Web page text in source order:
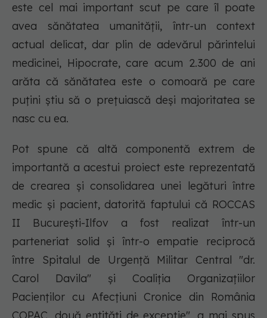
este cel mai important scut pe care îl poate
avea sănătatea umanității, într-un context
actual delicat, dar plin de adevărul părintelui
medicinei, Hipocrate, care acum 2.300 de ani
arăta că sănătatea este o comoară pe care
puțini știu să o prețuiască deși majoritatea se
nasc cu ea.
Pot spune că altă componentă extrem de
importantă a acestui proiect este reprezentată
de crearea și consolidarea unei legături între
medic și pacient, datorită faptului că ROCCAS
II București-Ilfov a fost realizat într-un
parteneriat solid și într-o empatie reciprocă
între Spitalul de Urgență Militar Central "dr.
Carol Davila" și Coaliția Organizațiilor
Pacienților cu Afecțiuni Cronice din România